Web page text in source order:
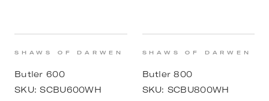
SHAWS OF DARWEN
Butler 600
SKU:SCBU600WH
SHAWS OF DARWEN
Butler 800
SKU: SCBU800WH